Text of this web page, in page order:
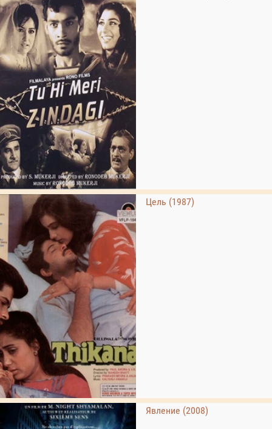
Цель (1987)
Явление (2008)